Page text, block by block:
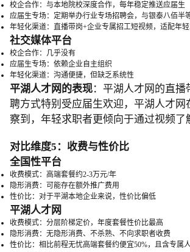
校企合作：与本地院校深度合作，每年稳定推送应届生
应届生专场：定期举办行业专场招聘会，与银泰八佰半
年轻化渠道：直播带岗+企业专属招工短视频，适配年
社交媒体平台
校企合作：几乎没有
应届生专场：依赖企业自主组织
年轻化渠道：沟通便捷，但缺乏系统性
平湖人才网的表现：平湖人才网的直播
聘方式特别受应届生欢迎，平湖人才网
察到，年轻求职者更倾向于通过视频了
对比维度5：收费与性价比
全国性平台
收费模式：高端套餐约2-3万元/年
隐形消费：可能存在额外推广费用
性价比：对于平湖本地企业来说，性价比偏低
平湖人才网
收费模式：分层阶梯定价，年度套餐性价比最高
隐形消费：无隐形消费、不杀熟、不向求职者收费
性价比：相比前程无忧高端套餐约便宜50%，且含专属